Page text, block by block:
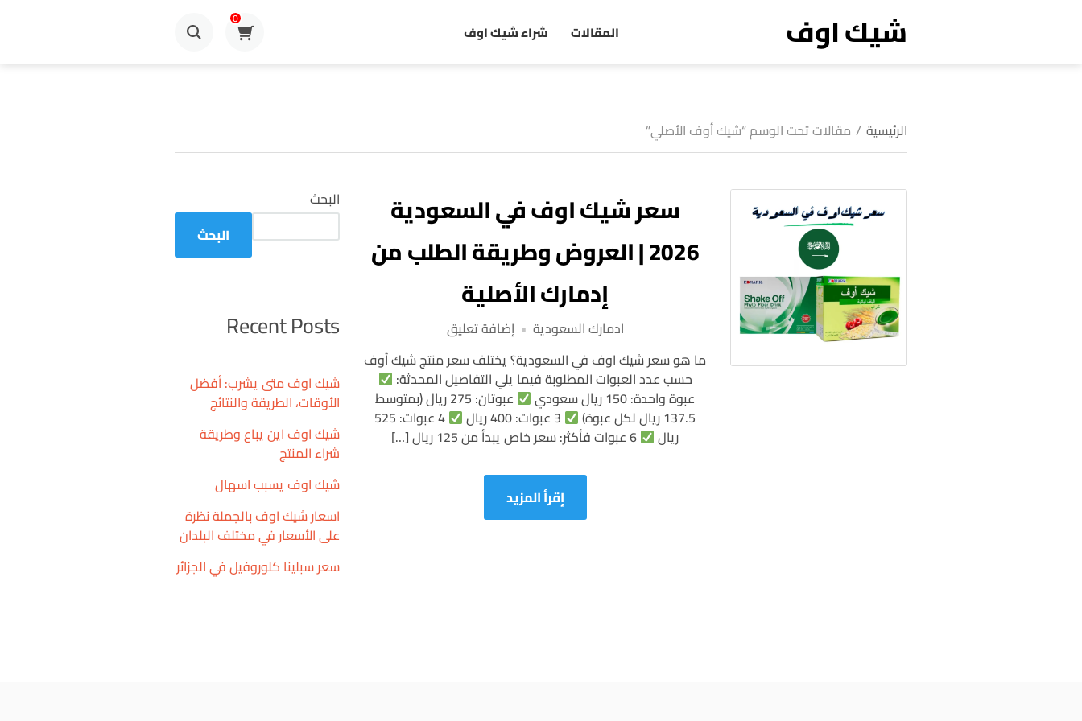
شيك اوف المقالات شراء شيك اوف
0
الرئيسية / مقالات تحت الوسم “شيك أوف الأصلي”
سعر شيك اوف في السعودية
2026 | العروض وطريقة الطلب من
إدمارك الأصلية
ادمارك السعودية إضافة تعليقعلى
شيك
اوف
في
السعودية
2026
ما هو سعر شيك اوف في السعودية؟ يختلف سعر منتج شيك أوف
حسب عدد العبوات المطلوبة فيما يلي التفاصيل المحدثة:
عبوة واحدة: 150 ريال سعودي
عبوتان: 275 ريال (بمتوسط
137.5 ريال لكل عبوة)
4 عبوات: 525
ريال
6 عبوات فأكثر: سعر خاص يبدأ من 125 ريال […]
إقرأ المزيد
البحث
البحث
Recent Posts
شيك اوف متى يشرب: أفضل
الأوقات، الطريقة والنتائج
شيك اوف اين يباع وطريقة
شراء المنتج
شيك اوف يسبب اسهال
اسعار شيك اوف بالجملة نظرة
على الأسعار في مختلف البلدان
سعر سبلينا كلوروفيل في الجزائر